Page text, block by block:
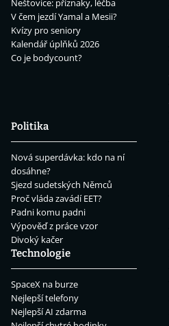
V čem jezdí Yamal a Mesii?
Kvízy pro seniory
Kalendář úplňků 2026
Co je bodycount?
Politika
Nová superdávka: kdo na ní
dosáhne?
Sjezd sudetských Němců
Proč vláda zavádí EET?
Padni komu padni
Výpověď z práce vzor
Divoký kačer
Technologie
SpaceX na burze
Nejlepší telefony
Nejlepší AI zdarma